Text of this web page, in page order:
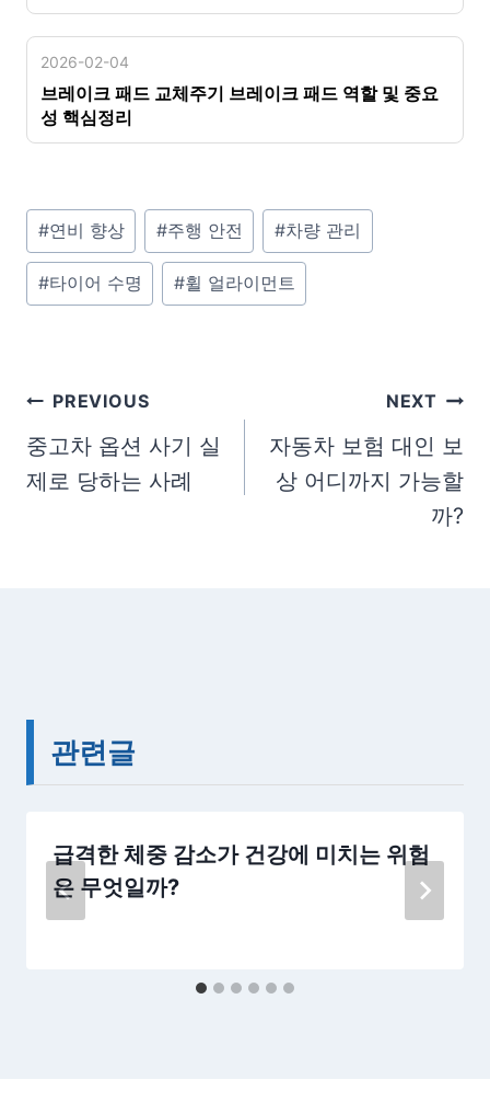
2026-02-04
브레이크 패드 교체주기 브레이크 패드 역할 및 중요
성 핵심정리
P
o
a
s
#연비 향상 #주행 안전 #차량 관리
#타이어 수명 #휠 얼라이먼트
글
탐
색
PREVIOUS
중고차 옵션 사기 실
제로 당하는 사례
NEXT
자동차 보험 대인 보
상 어디까지 가능할
까?
관련글
급격한 체중 감소가 건강에 미치는 위험
은 무엇일까?